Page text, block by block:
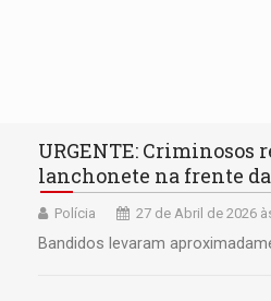
URGENTE:
lanchonete na frente
Polícia 27 de Abril de 2026
Bandidos levaram